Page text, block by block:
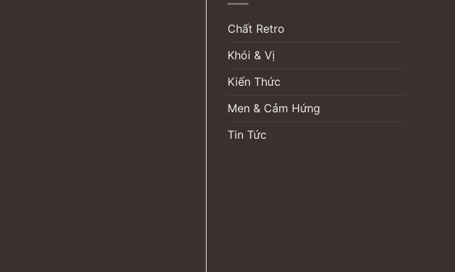
Chất Retro
Khói & Vị
Kiến Thức
Men & Cảm Hứng
Tin Tức